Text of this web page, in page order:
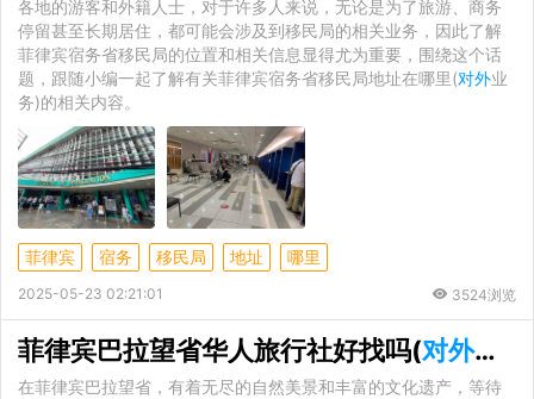
各地的游客和外籍人士，对于许多人来说，无论是为了旅游、商务
停留甚至长期居住，都可能会涉及到移民局的相关业务，因此了解
菲律宾宿务省移民局的位置和相关信息显得尤为重要，围绕这个话
题，跟随小编一起了解有关菲律宾宿务省移民局地址在哪里(对外业
务)的相关内容。
菲律宾 宿务 移民局 地址 哪里
2025-05-23 02:21:01 3524浏览
菲律宾巴拉望省华人旅行社好找吗(对外服
在菲律宾巴拉望省，有着无尽的自然美景和丰富的文化遗产，等待